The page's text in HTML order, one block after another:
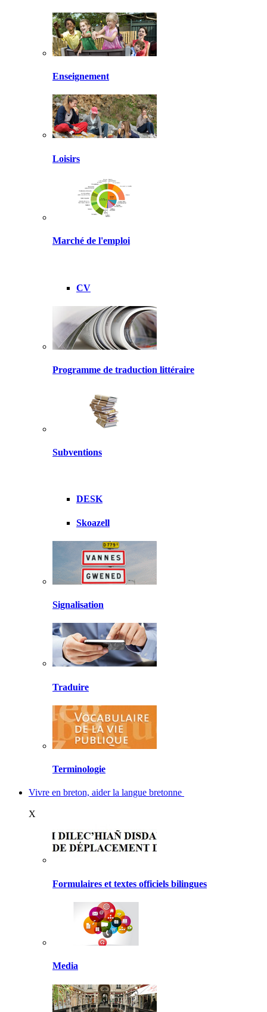
Enseignement
Loisirs
Marché de l'emploi
CV
Programme de traduction littéraire
Subventions
DESK
Skoazell
Signalisation
Traduire
Terminologie
Vivre en breton, aider la langue bretonne
X
Formulaires et textes officiels bilingues
Media